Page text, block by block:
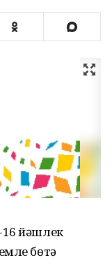
16 йәшлек
бөтә